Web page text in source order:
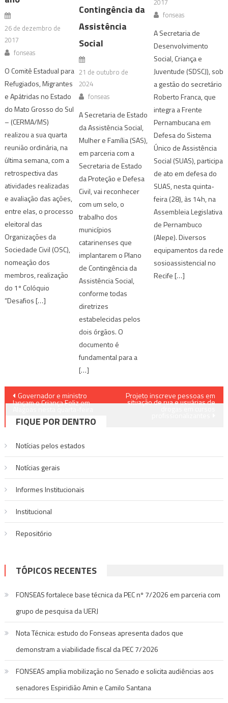
26 de dezembro de
2017
fonseas
O Comitê Estadual para
Refugiados, Migrantes
e Apátridas no Estado
do Mato Grosso do Sul
– (CERMA/MS)
realizou a sua quarta
reunião ordinária, na
última semana, com a
retrospectiva das
atividades realizadas
e avaliação das ações,
entre elas, o processo
eleitoral das
Organizações da
Sociedade Civil (OSC),
nomeação dos
membros, realização
do 1º Colóquio
“Desafios […]
Contingência da
Assistência
Social
21 de outubro de
2024
fonseas
A Secretaria de Estado
da Assistência Social,
Mulher e Família (SAS),
em parceria com a
Secretaria de Estado
da Proteção e Defesa
Civil, vai reconhecer
com um selo, o
trabalho dos
municípios
catarinenses que
implantarem o Plano
de Contingência da
Assistência Social,
conforme todas
diretrizes
estabelecidas pelos
dois órgãos. O
documento é
fundamental para a
[…]
2017
fonseas
A Secretaria de
Desenvolvimento
Social, Criança e
Juventude (SDSCJ), sob
a gestão do secretário
Roberto Franca, que
integra a Frente
Pernambucana em
Defesa do Sistema
Único de Assistência
Social (SUAS), participa
de ato em defesa do
SUAS, nesta quinta-
feira (28), às 14h, na
Assembleia Legislativa
de Pernambuco
(Alepe). Diversos
equipamentos da rede
sosioassistencial no
Recife […]
Navegação
de
Governador e ministro
lançam o Criança Feliz em
Projeto inscreve pessoas em
situação de rua e usuárias de
FIQUE POR DENTRO
Notícias pelos estados
Notí­cias gerais
Informes Institucionais
Institucional
Repositório
TÓPICOS RECENTES
FONSEAS fortalece base técnica da PEC nº 7/2026 em parceria com
grupo de pesquisa da UERJ
Nota Técnica: estudo do Fonseas apresenta dados que
demonstram a viabilidade fiscal da PEC 7/2026
FONSEAS amplia mobilização no Senado e solicita audiências aos
senadores Espiridião Amin e Camilo Santana